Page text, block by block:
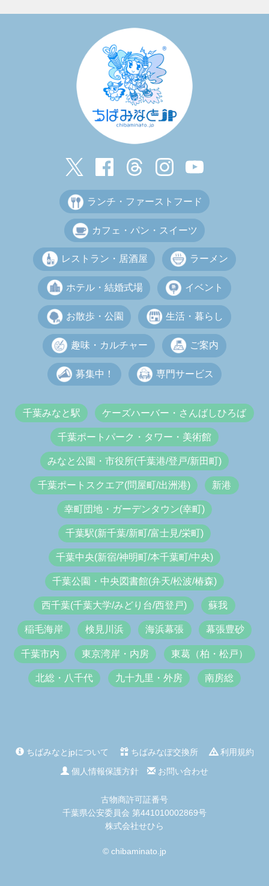
ランチ・ファーストフード
カフェ・パン・スイーツ
レストラン・居酒屋 ラーメン
ホテル・結婚式場 イベント
お散歩・公園 生活・暮らし
趣味・カルチャー ご案内
募集中！ 専門サービス
千葉みなと駅 ケーズハーバー・さんばしひろば
千葉ポートパーク・タワー・美術館
みなと公園・市役所(千葉港/登戸/新田町)
千葉ポートスクエア(問屋町/出洲港) 新港
幸町団地・ガーデンタウン(幸町)
千葉駅(新千葉/新町/富士見/栄町)
千葉中央(新宿/神明町/本千葉町/中央)
千葉公園・中央図書館(弁天/松波/椿森)
西千葉(千葉大学/みどり台/西登戸) 蘇我
稲毛海岸 検見川浜 海浜幕張 幕張豊砂
千葉市内 東京湾岸・内房 東葛（柏・松戸）
北総・八千代 九十九里・外房 南房総
ちばみなとjpについて ちばみなぽ交換所
利用規約
個人情報保護方針
お問い合わせ
古物商許可証番号
千葉県公安委員会 第441010002869号
株式会社せひら
© chibaminato.jp